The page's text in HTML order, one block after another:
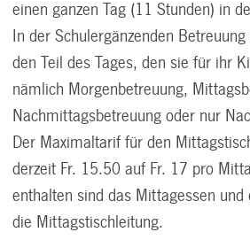
einen ganzen Tag (11 Stunden) in
In der Schulergänzenden
den Teil des Tages, den sie für ihr
nämlich Morgenbetreuung,
Nachmittagsbetreuung oder nur
Der Maximaltarif für den
derzeit Fr. 15.50 auf Fr. 17 pro
enthalten sind das Mittagessen und
die Mittagstischleitung.